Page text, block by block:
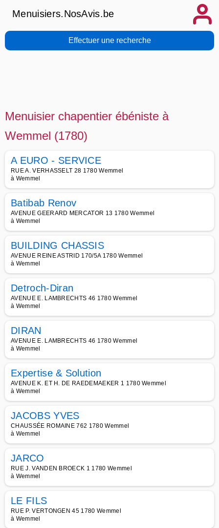
Menuisiers.NosAvis.be
Effectuer une recherche
Menuisier chapentier ébéniste à
Wemmel (1780)
A EURO - SERVICE
RUE A. VERHASSELT 28 1780 Wemmel
à Wemmel
Batibab Renov
AVENUE GEERARD MERCATOR 13 1780 Wemmel
à Wemmel
BUILDING CHASSIS
AVENUE REINE ASTRID 170/5A 1780 Wemmel
à Wemmel
Detroch-Diran
AVENUE E. LAMBRECHTS 46 1780 Wemmel
à Wemmel
DIRAN
AVENUE E. LAMBRECHTS 46 1780 Wemmel
à Wemmel
Expertise & Solution
AVENUE K. ET H. DE RAEDEMAEKER 1 1780 Wemmel
à Wemmel
JACOBS YVES
CHAUSSÉE ROMAINE 762 1780 Wemmel
à Wemmel
JARCO
RUE J. VANDEN BROECK 1 1780 Wemmel
à Wemmel
LE FILS
RUE P. VERTONGEN 45 1780 Wemmel
à Wemmel